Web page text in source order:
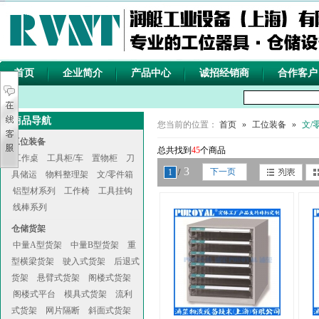
首页 企业简介 产品中心 诚招经销商 合作客户
商品导航
工位装备
工作桌
工具柜/车 置物柜
刀
具储运
物料整理架
文/零件箱
铝型材系列
工作椅
工具挂钩
线棒系列
仓储货架
中量A型货架
中量B型货架
重
型横梁货架
驶入式货架
后退式
货架
悬臂式货架
阁楼式货架
阁楼式平台
模具式货架
流利
式货架
网片隔断 斜面式货架
您当前的位置： 首页 » 工位装备 » 文/
总共找到 45个商品
1 / 3 下一页